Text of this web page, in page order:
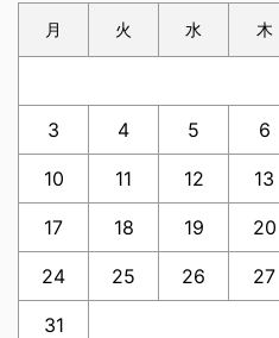
月 火 水 木
3 4 5 6
10 11 12 13
17 18 19 20
24 25 26 27
31